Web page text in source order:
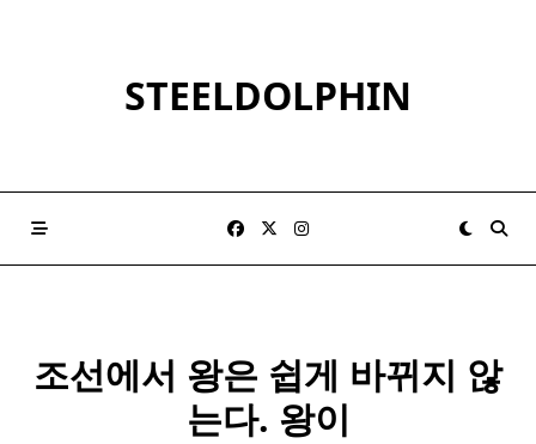
STEELDOLPHIN
조선에서 왕은 쉽게 바뀌지 않
는다. 왕이